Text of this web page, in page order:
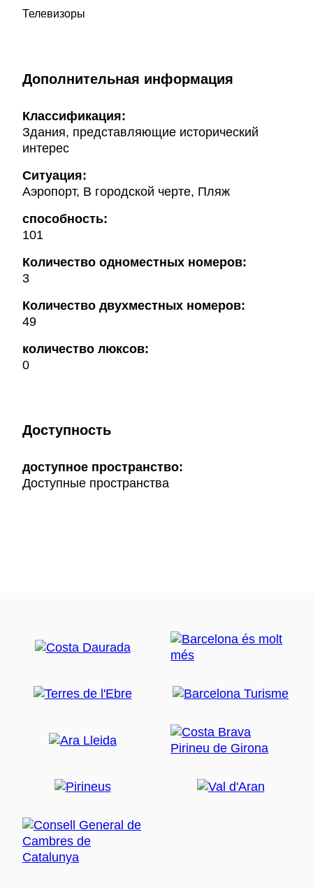
Телевизоры
Дополнительная информация
Классификация:
Здания, представляющие исторический
интерес
Ситуация:
Аэропорт, В городской черте, Пляж
способность:
101
Количество одноместных номеров:
3
Количество двухместных номеров:
49
количество люксов:
0
Доступность
доступное пространство:
Доступные пространства